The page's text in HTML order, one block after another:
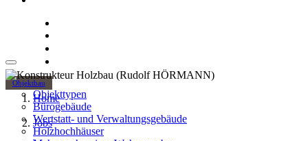
Objektbau
Objekttypen
Bürogebäude
Wertstatt- und Verwaltungsgebäude
Holzhochhäuser
Home
Jobs